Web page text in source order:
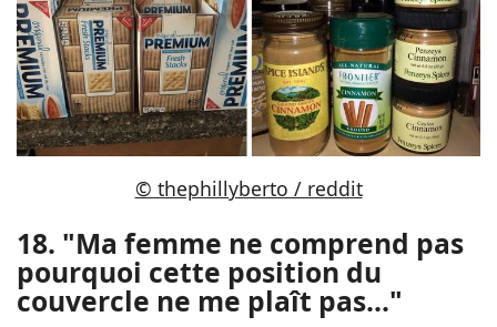
© thephillyberto / reddit
18. "Ma femme ne comprend pas
pourquoi cette position du
couvercle ne me plaît pas..."